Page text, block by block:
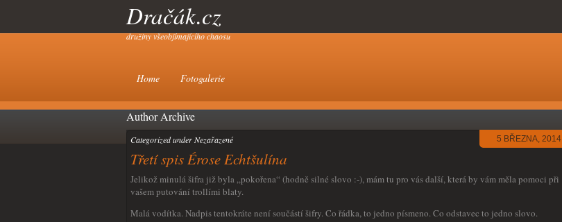
Dračák.cz
družiny všeobjímajícího chaosu
Home Fotogalerie
Author Archive
5 BŘEZNA, 2014
Categorized under Nezařazené
Třetí spis Érose Echtšulína
Jelikož minulá šifra již byla „pokořena“ (hodně silné slovo :-), mám tu pro vás další, která by vám měla pomoci při
vašem putování trollími blaty.
Malá vodítka. Nadpis tentokráte není součástí šifry. Co řádka, to jedno písmeno. Co odstavec to jedno slovo.